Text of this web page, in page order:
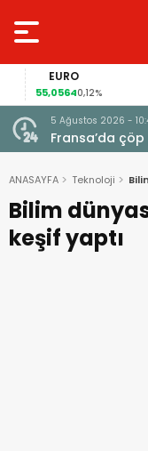
EURO
55,05640,12%
5 Ağustos 2026 -
Fransa’da
ANASAYFA Teknoloji
Bilim
keşif yaptı